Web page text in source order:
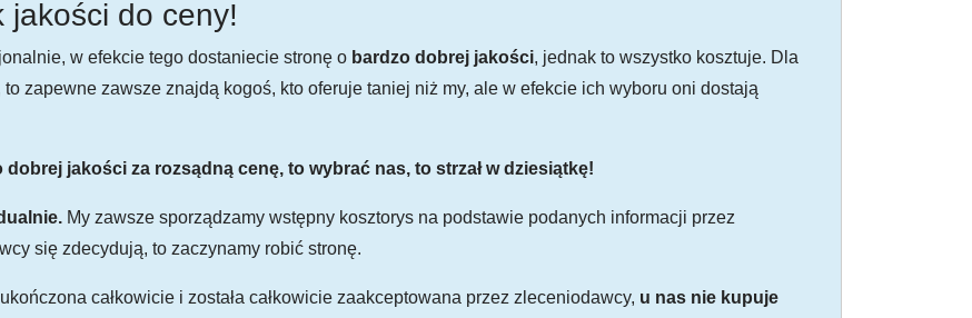
jakości do ceny!
w efekcie tego dostaniecie stronę o bardzo dobrej jakości, jednak to wszystko kosztuje. Dla
zapewne zawsze znajdą kogoś, kto oferuje taniej niż my, ale w efekcie ich wyboru oni dostają
jakości za rozsądną cenę, to wybrać nas, to strzał w dziesiątkę!
My zawsze sporządzamy wstępny kosztorys na podstawie podanych informacji przez
się zdecydują, to zaczynamy robić stronę.
całkowicie i została całkowicie zaakceptowana przez zleceniodawcy, u nas nie kupuje